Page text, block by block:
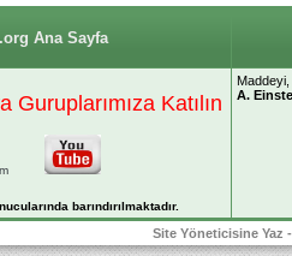
Ana Sayfa
Katılın
barındırılmaktadır.
A.
Site Yöneticisine Yaz